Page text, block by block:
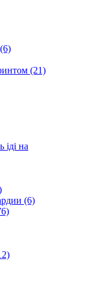
(21)
іді на
(6)